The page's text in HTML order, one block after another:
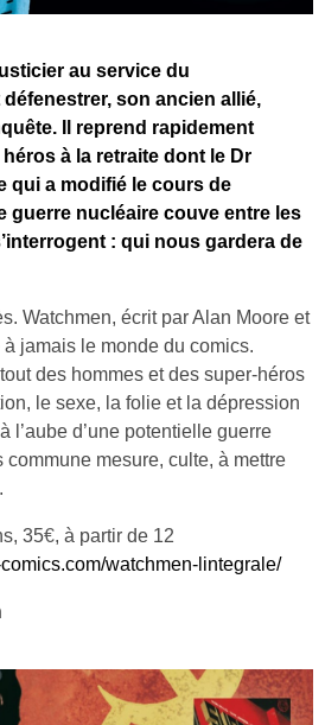
au service du
son ancien allié,
Il reprend rapidement
à la retraite dont le Dr
qui a modifié le cours de
guerre nucléaire couve entre les
: qui nous gardera de
Watchmen, écrit par Alan Moore et
jamais le monde du comics.
des hommes et des super-héros
le sexe, la folie et la dépression
l’aube d’une potentielle guerre
mesure, culte, à mettre
35€, à partir de 12
watchmen-lintegrale/